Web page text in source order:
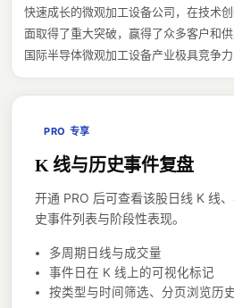
快速成长的微观加工设备公司，在技术
面取得了重大突破，赢得了众多客户和
国际半导体微观加工设备产业极具竞争力
PRO 专享
K 线与历史事件复盘
开通 PRO 后可查看该股日线 K 线
史事件列表与阶段性表现。
多周期日线与成交量
事件日在 K 线上的可视化标记
按类型与时间筛选、分页浏览历